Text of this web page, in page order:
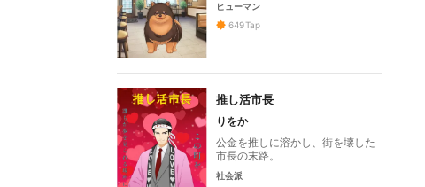
ヒューマン
649Tap
推し活市長
りをか
公金を推しに溶かし、街を壊した
市長の末路。
社会派